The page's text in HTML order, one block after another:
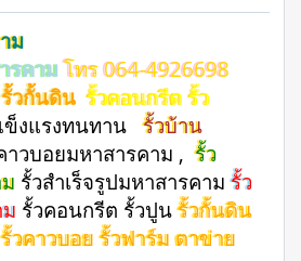
ม
รคามโทร 064-4926698
รั้วกั้นดิน รั้วคอนกรีต รั้ว
ข็งแรงทนทาน รั้วบ้าน
วบอยมหาสารคาม , รั้ว
รั้วสําเร็จรูปมหาสารคาม รั้ว
รั้วคอนกรีต รั้วปูน รั้วกั้นดิน
วคาวบอย รั้วฟาร์ม ตาข่าย